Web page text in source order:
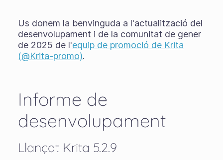
Us donem la benvinguda a l'actualització del
desenvolupament i de la comunitat de gener
de 2025 de l'equip de promoció de Krita
(@Krita-promo).
Informe de
desenvolupament
Llançat Krita 5.2.9